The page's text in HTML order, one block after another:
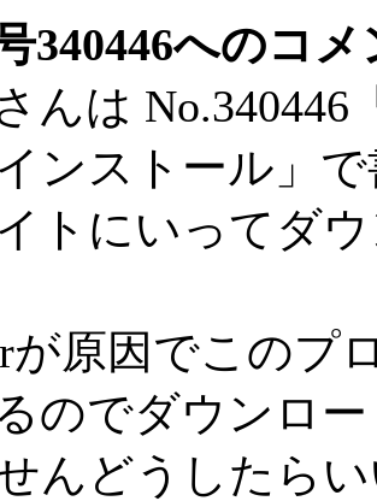
340446へのコメ
んは
ンストール」
トにいってダ
が原因でこのプ
のでダウンロ
んどうしたら